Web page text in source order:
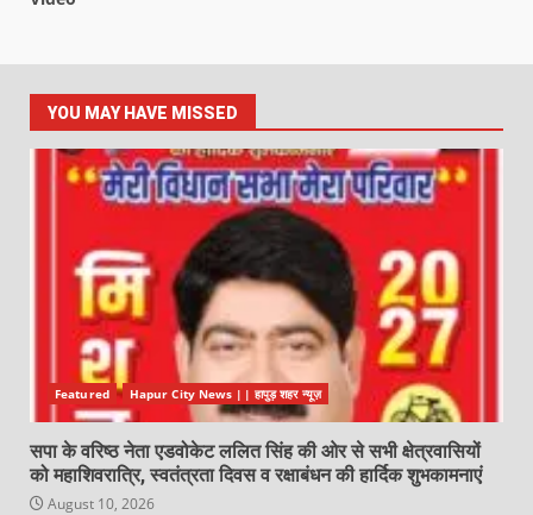
YOU MAY HAVE MISSED
Featured Hapur City News || हापुड़ शहर न्यूज़
सपा के वरिष्ठ नेता एडवोकेट ललित सिंह की ओर से सभी क्षेत्रवासियों
को महाशिवरात्रि, स्वतंत्रता दिवस व रक्षाबंधन की हार्दिक शुभकामनाएं
August 10, 2026